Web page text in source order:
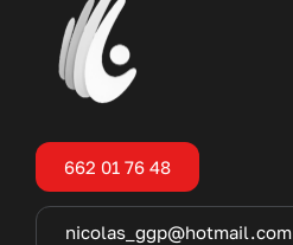
662 01 76 48
nicolas_ggp@hotmail.com